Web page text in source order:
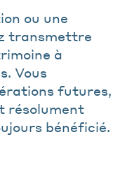
ou une
transmettre
à
Vous
futures,
résolument
bénéficié.